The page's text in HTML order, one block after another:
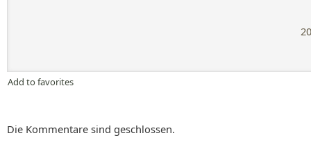
Add to favorites
Die Kommentare sind geschlossen.